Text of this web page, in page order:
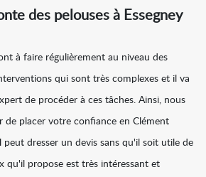
des pelouses à Essegney
à faire régulièrement au niveau des
qui sont très complexes et il va
de procéder à ces tâches. Ainsi, nous
de placer votre confiance en Clément
peut dresser un devis sans qu'il soit utile de
qu'il propose est très intéressant et